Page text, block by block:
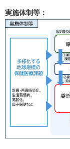
実施体制等：